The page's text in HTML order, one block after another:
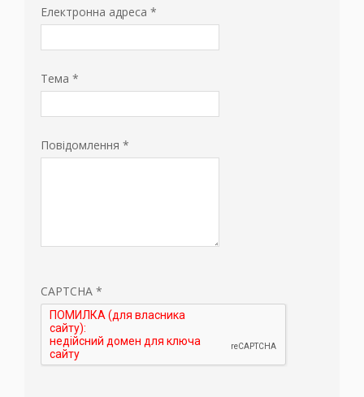
Електронна адреса *
Тема *
Повідомлення *
CAPTCHA *